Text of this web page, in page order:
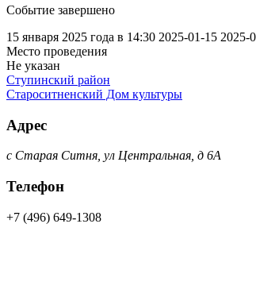
Событие завершено
15 января 2025 года в 14:30 2025-01-15 2025-
Место проведения
Не указан
Ступинский район
Староситненский Дом культуры
Адрес
с Старая Ситня, ул Центральная, д 6А
Телефон
+7 (496) 649-1308